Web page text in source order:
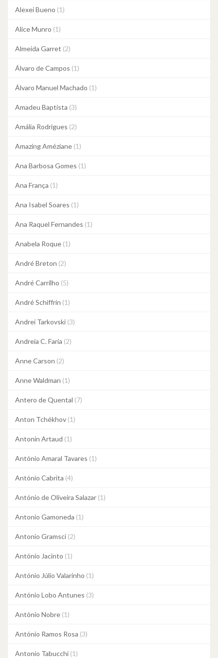
Alexei Bueno (1)
Alice Munro (1)
Almeida Garret (2)
Álvaro de Campos (1)
Álvaro Manuel Machado (1)
Amadeu Baptista (3)
Amália Rodrigues (2)
Amazing Améziane (1)
Ana Barbosa Gomes (1)
Ana França (1)
Ana Isabel Soares (1)
Ana Raquel Fernandes (1)
Anabela Roque (1)
André Breton (2)
André Carrilho (5)
André Schiffrin (1)
Andrei Tarkovski (3)
Andreia C. Faria (2)
Anne Carson (2)
Anne Waldman (1)
Antero de Quental (7)
Anton Tchékhov (1)
Antonin Artaud (1)
António Amaral Tavares (1)
António Cabrita (4)
António de Oliveira Salazar (1)
Antonio Gamoneda (1)
Antonio Gramsci (2)
António Jacinto (1)
António Júlio Valarinho (1)
António Lobo Antunes (3)
António Nobre (1)
António Ramos Rosa (3)
Antonio Tabucchi (1)